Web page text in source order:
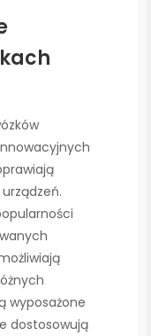
wyposażone
dostosowują